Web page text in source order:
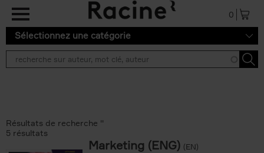
Aller au contenu principal
0
Sélectionnez une catégorie
Résultats de recherche ''
5 résultats
Marketing (ENG) (EN)